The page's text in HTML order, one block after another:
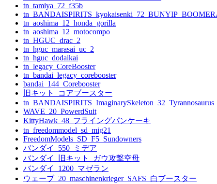
tn_tamiya_72_f35b
tn_aoshima_12_honda_gorilla
tn_aoshima_12_motocompo
tn_HGUC_drac_2
tn_hguc_marasai_uc_2
tn_hguc_dodaikai
tn_legacy_CoreBooster
tn_bandai_legacy_corebooster
bandai_144_Corebooster
旧キット_コアブースター
tn_BANDAISPIRITS_ImaginarySkeleton_32_Tyrannosaurus
WAVE_20_PowerdSuit
KittyHawk_48_フライングパンケーキ
tn_freedommodel_sd_mig21
FreedomModels_SD_F5_Sundowners
バンダイ_550_ミデア
バンダイ_旧キット_ガウ攻撃空母
バンダイ_1200_マゼラン
ウェーブ_20_maschinenkrieger_SAFS_白ブースター